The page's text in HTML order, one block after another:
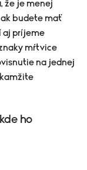
že je menej
budete mať
aj príjeme
mŕtvice
na jednej
ho